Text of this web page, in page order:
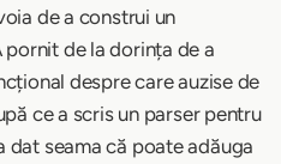
de a construi un
de la dorința de a
despre care auzise de
ce a scris un parser pentru
dat seama că poate adăuga